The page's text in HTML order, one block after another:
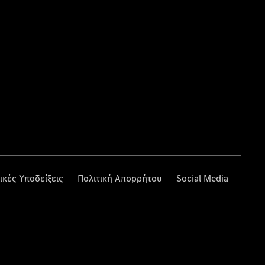
Υποδείξεις Πολιτική Απορρήτου Social Media